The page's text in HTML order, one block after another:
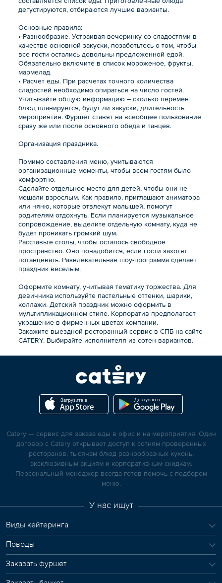
дегустируются, отбираются лучшие варианты.
Основные правила:
• Разнообразие. Устраивая вечеринку со сладостями в
качестве основной закуски, позаботьтесь о том, чтобы
все гости остались довольны предложенной едой.
Обязательно включите в список мороженое, фрукты,
мармелад.
• Расчет еды. При расчетах точного количества
сладостей необходимо опираться на число гостей.
Учитывайте общую информацию – сколько перемен
блюд планируется, будут ли закуски, длительность
мероприятия. Фуршет ставят на всеобщее пользование
сразу же или после основного обеда и танцев.
Организация праздника.
Помимо составления меню, учитываются
организационные моменты, чтобы всем гостям было
комфортно.
Сделайте отдельное место для детей, чтобы они не
мешали взрослым. Как правило, приглашают аниматора
или няню, которые отвлекут малышей, помогут
родителям отдохнуть. Если планируется музыкальное
сопровождение, выделите отдельную комнату, куда не
будет проникать громкий шум.
Расставьте столы, чтобы осталось свободное
пространство. Оно понадобится, если гости захотят
потанцевать. Развлекательная шоу-программа сделает
праздник веселым.
Оформите комнату, учитывая тематику торжества. Для
девичника используйте пастельные оттенки, шарики,
коллажи. Детский праздник можно оформить в
мультипликационном стиле. Корпоратив предполагает
украшение в фирменных цветах компании.
Закажите выездной ресторанный сервис в СПБ на сайте
CATERY. Выбирайте исполнителя из сотен вариантов.
Catery — сервис для заказа еды в офис и на мероприятия. Один
договор с Catery открывает доступ к сотням проверенных
ресторанов, тысячам блюд разнообразных кухонь,
эксклюзивным акциям и корпоративным скидкам.
Персональный менеджер всегда готов помочь с подбором
меню.
У нас ищут
Виды кейтеринга
Поводы
Заказать фуршет